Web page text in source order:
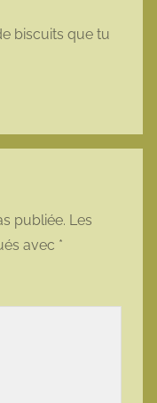
biscuits que tu
publiée. Les
avec *